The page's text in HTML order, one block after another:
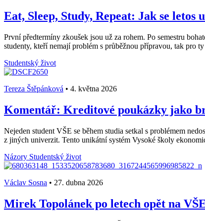
Eat, Sleep, Study, Repeat: Jak se letos
První předtermíny zkoušek jsou už za rohem. Po semestru
studenty, kteří nemají problém s průběžnou přípravou, tak pro
Studentský život
Tereza Štěpánková • 4. května 2026
Komentář: Kreditové poukázky jako
Nejeden student VŠE se během studia setkal s problémem
z jiných univerzit. Tento unikátní systém Vysoké školy
Názory Studentský život
Václav Sosna • 27. dubna 2026
Mirek Topolánek po letech opět na